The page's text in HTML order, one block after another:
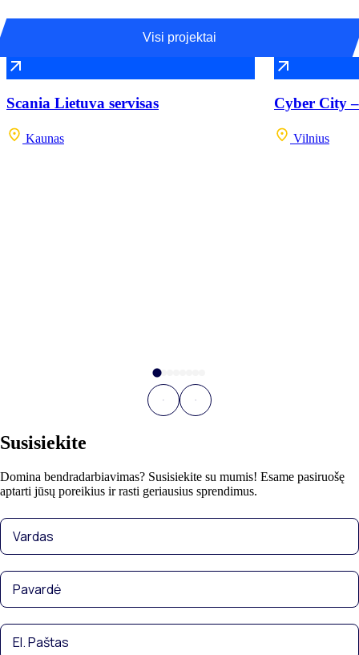
Visi projektai
Scania Lietuva servisas
Kaunas
Cyber City
Vilnius
Susisiekite
Domina bendradarbiavimas? Susisiekite su mumis! Esame pasiruošę
aptarti jūsų poreikius ir rasti geriausius sprendimus.